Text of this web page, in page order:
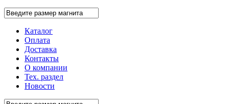
Каталог
Оплата
Доставка
Контакты
О компании
Тех. раздел
Новости